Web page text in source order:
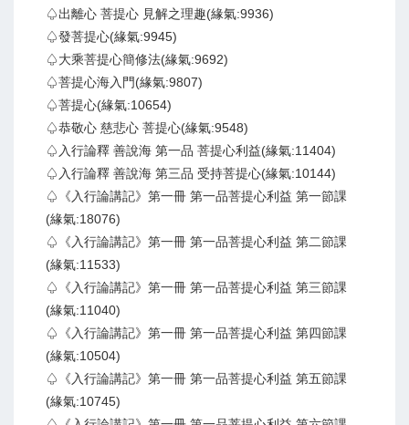
♤出離心 菩提心 見解之理趣(緣氣:9936)
♤發菩提心(緣氣:9945)
♤大乘菩提心簡修法(緣氣:9692)
♤菩提心海入門(緣氣:9807)
♤菩提心(緣氣:10654)
♤恭敬心 慈悲心 菩提心(緣氣:9548)
♤入行論釋 善說海 第一品 菩提心利益(緣氣:11404)
♤入行論釋 善說海 第三品 受持菩提心(緣氣:10144)
♤《入行論講記》第一冊 第一品菩提心利益 第一節課
(緣氣:18076)
♤《入行論講記》第一冊 第一品菩提心利益 第二節課
(緣氣:11533)
♤《入行論講記》第一冊 第一品菩提心利益 第三節課
(緣氣:11040)
♤《入行論講記》第一冊 第一品菩提心利益 第四節課
(緣氣:10504)
♤《入行論講記》第一冊 第一品菩提心利益 第五節課
(緣氣:10745)